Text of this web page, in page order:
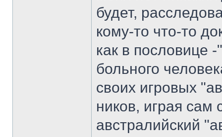
будет,
кому-то что-то
как в пословице
больного
своих игровых
ников, играя сам
австралийский